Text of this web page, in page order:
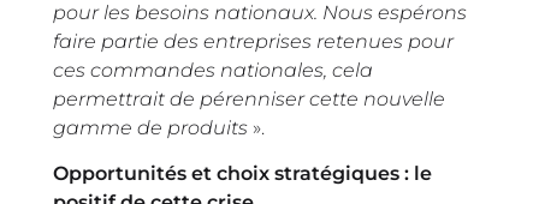
pour les besoins nationaux. Nous espérons
faire partie des entreprises retenues pour
ces commandes nationales, cela
permettrait de pérenniser cette nouvelle
gamme de produits ».
Opportunités et choix stratégiques : le